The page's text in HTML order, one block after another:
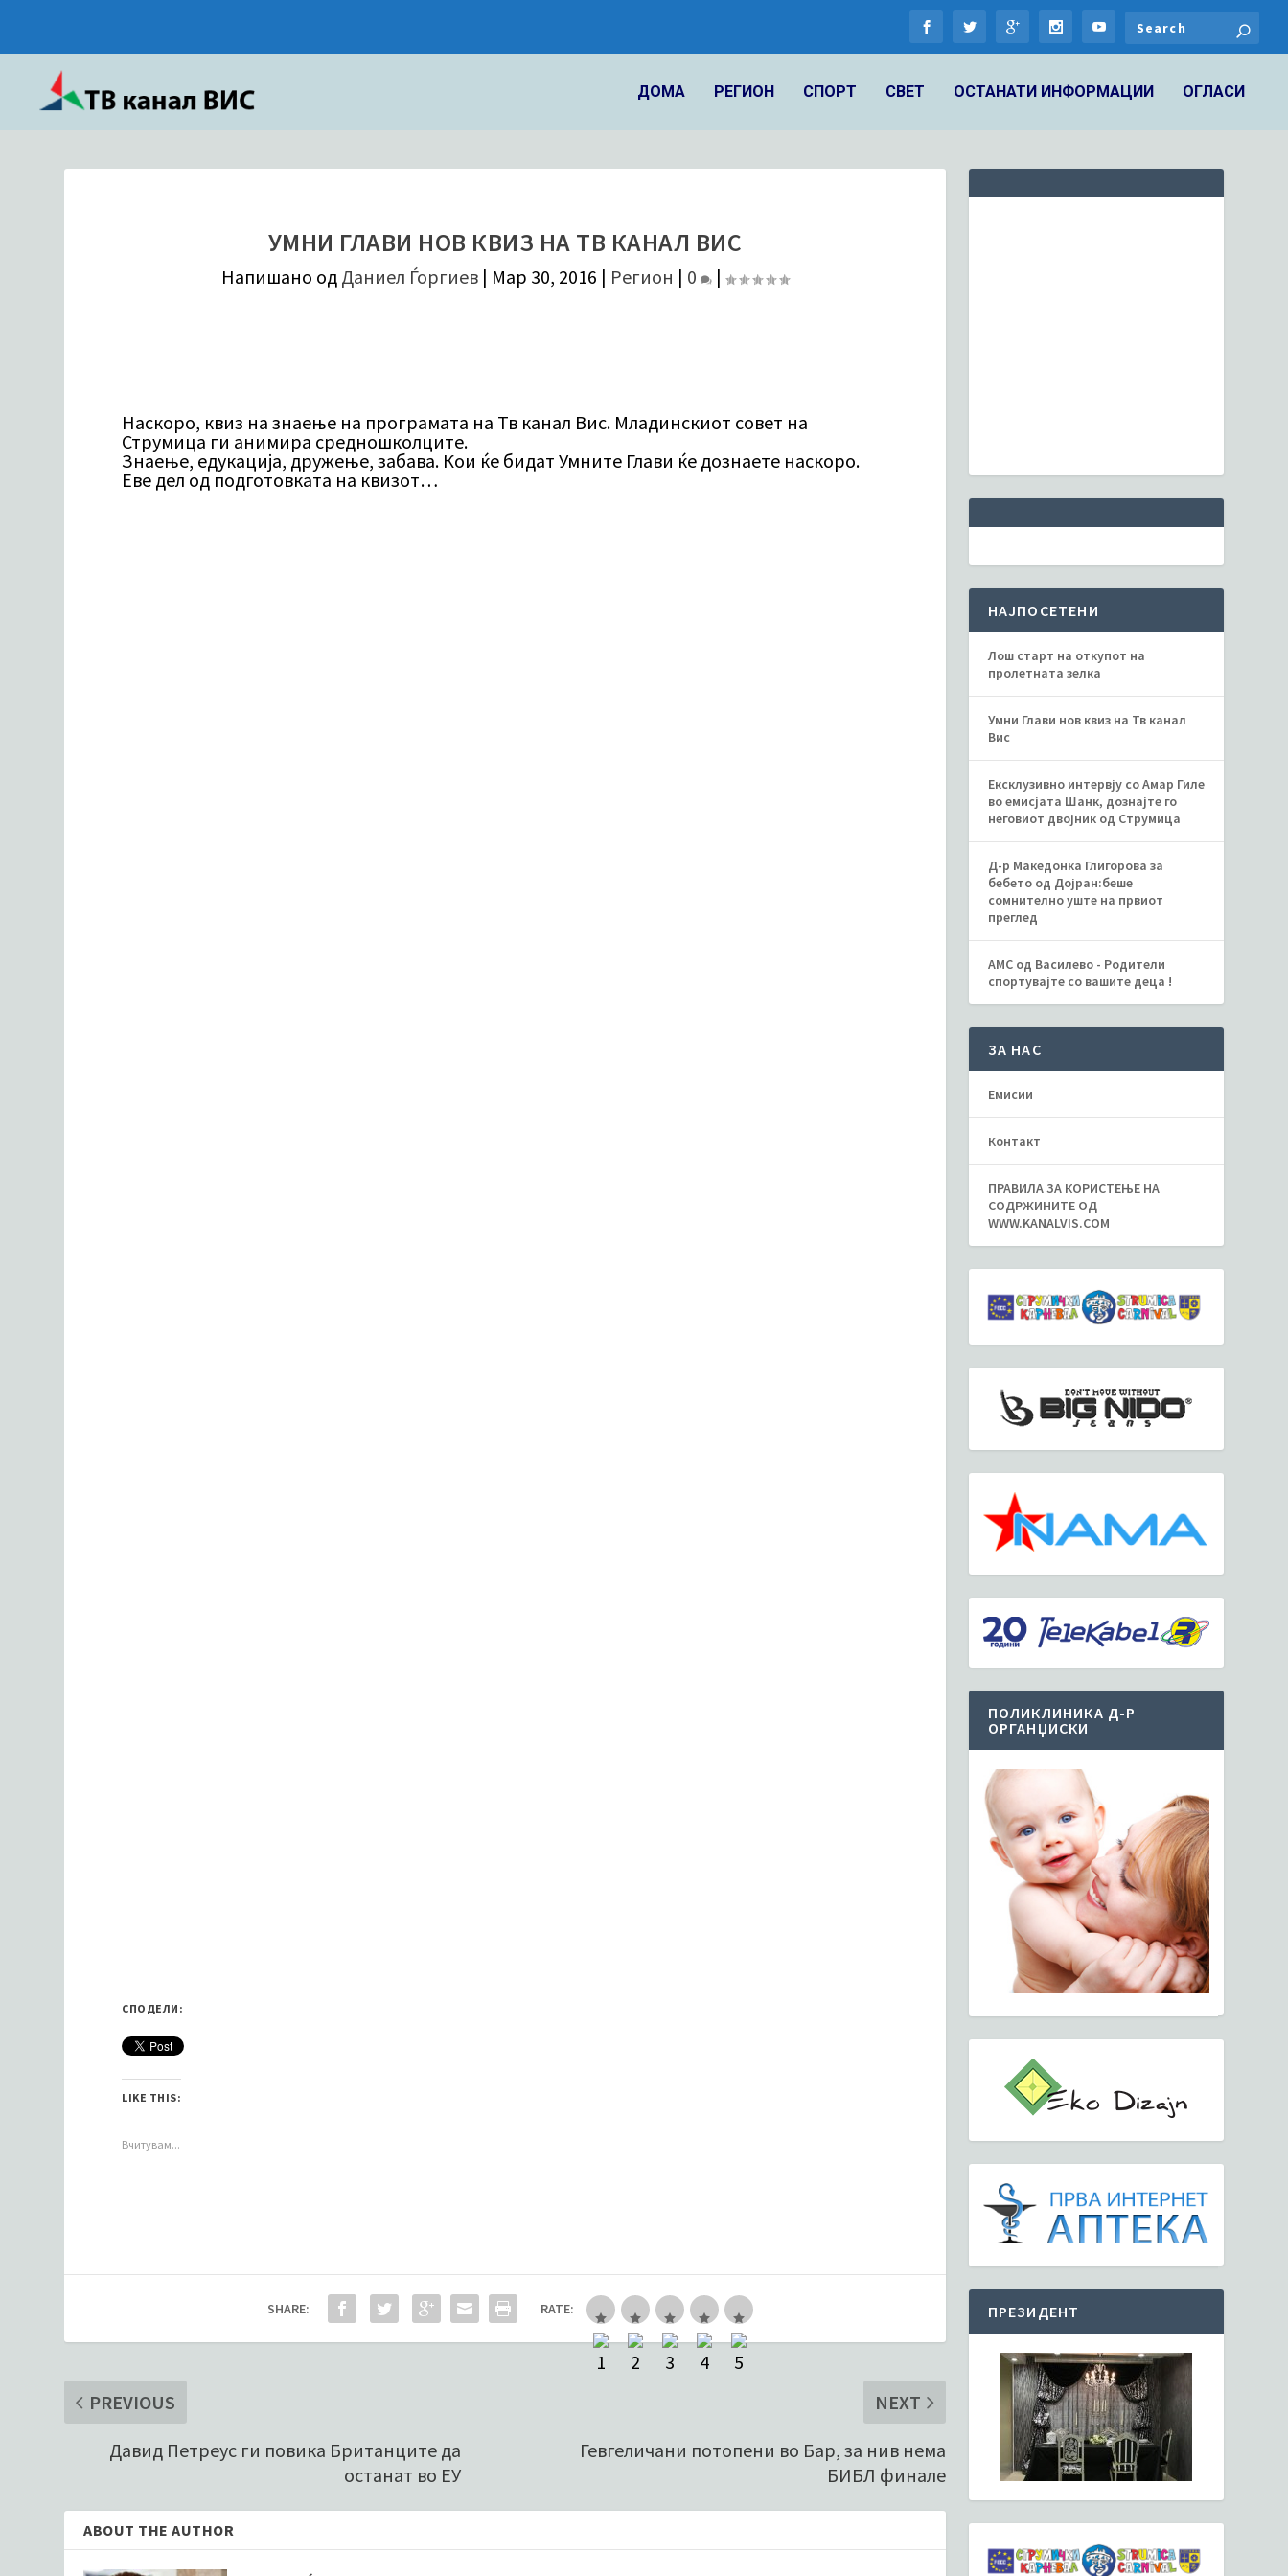
ДОМА РЕГИОН СПОРТ СВЕТ ОСТАНАТИ ИНФОРМАЦИИ ОГЛАСИ
УМНИ ГЛАВИ НОВ КВИЗ НА ТВ КАНАЛ ВИС
Напишано од Даниел Ѓоргиев| Мар 30, 2016 | Регион | 0 |
Наскоро, квиз на знаење на програмата на Тв канал Вис. Младинскиот совет на
Струмица ги анимира средношколците.
Знаење, едукација, дружење, забава. Кои ќе бидат Умните Глави ќе дознаете наскоро.
Еве дел од подготовката на квизот…
СПОДЕЛИ:
LIKE THIS:
Вчитувам...
SHARE: RATE:
PREVIOUS
Давид Петреус ги повика Британците да
останат во ЕУ
NEXT
Гевгеличани потопени во Бар, за нив нема
БИБЛ финале
ABOUT THE AUTHOR
НАЈПОСЕТЕНИ
Лош старт на откупот на
пролетната зелка
Умни Глави нов квиз на Тв канал
Вис
Ексклузивно интервју со Амар Гиле
во емисјата Шанк, дознајте го
неговиот двојник од Струмица
Д-р Македонка Глигорова за
бебето од Дојран:беше
сомнително уште на првиот
преглед
АМС од Василево - Родители
спортувајте со вашите деца !
ЗА НАС
Емисии
Контакт
ПРАВИЛА ЗА КОРИСТЕЊЕ НА
СОДРЖИНИТЕ ОД
WWW.KANALVIS.COM
ПОЛИКЛИНИКА Д-Р
ОРГАНЏИСКИ
ПРЕЗИДЕНТ